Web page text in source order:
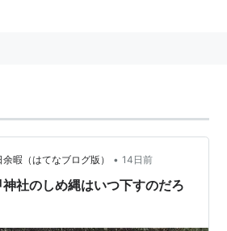
暇（はてなブログ版） • 14日前
社のしめ縄はいつ下すのだろ